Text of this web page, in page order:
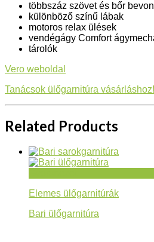
többszáz szövet és bőr
különböző színű lábak
motoros relax ülések
vendégágy Comfort
tárolók
Vero weboldal
Tanácsok ülőgarnitúra vásárláshoz!
Related Products
Elemes ülőgarnitúrák
Bari ülőgarnitúra